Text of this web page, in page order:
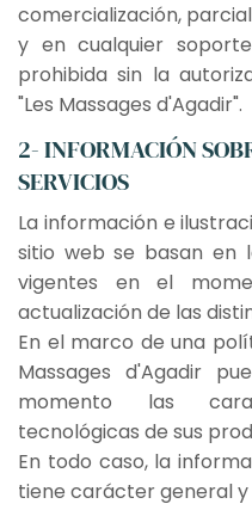
comercialización,
y en cualquier
prohibida sin la
"Les Massages d'Agadir".
2- INFORMACIÓN
SERVICIOS
La información e
sitio web se basan en
vigentes en el
actualización de las
En el marco de una
Massages d'Agadir
momento las
tecnológicas de sus
En todo caso, la
tiene carácter general